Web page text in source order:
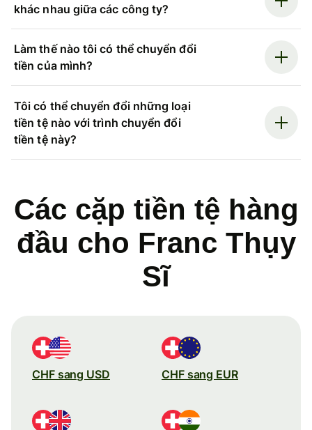
khác nhau giữa các công ty?
Làm thế nào tôi có thể chuyển đổi
tiền của mình?
Tôi có thể chuyển đổi những loại
tiền tệ nào với trình chuyển đổi
tiền tệ này?
Các cặp tiền tệ hàng
đầu cho Franc Thụy
Sĩ
CHF sang USD CHF sang EUR